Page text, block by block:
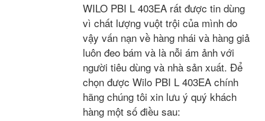
WILO PBI L 403EA rất được tin dùng
vì chất lượng vuột trội của mình do
vậy vấn nạn về hàng nhái và hàng giả
luôn đeo bám và là nỗi ám ảnh với
người tiêu dùng và nhà sản xuất. Để
chọn được Wilo PBI L 403EA chính
hãng chúng tôi xin lưu ý quý khách
hàng một số điều sau: